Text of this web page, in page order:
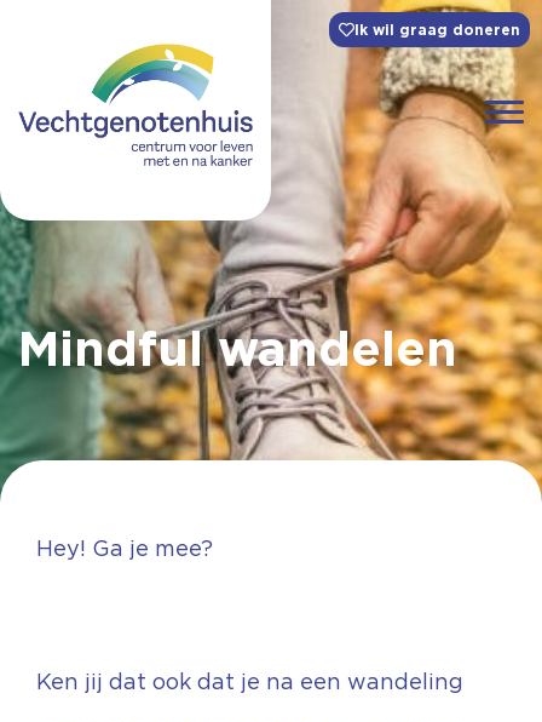
Ik wil graag doneren
Mindful wandelen
Hey! Ga je mee?
Ken jij dat ook dat je na een wandeling